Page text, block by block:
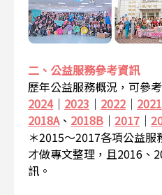
二、公益服務參考資訊
歷年公益服務概況，可參
2024｜ 2023 ｜ 2022 ｜ 2021
2018A、 2018B ｜ 2017 ｜
＊2015～2017各項公益
才做專文整理，且2016、
訊。